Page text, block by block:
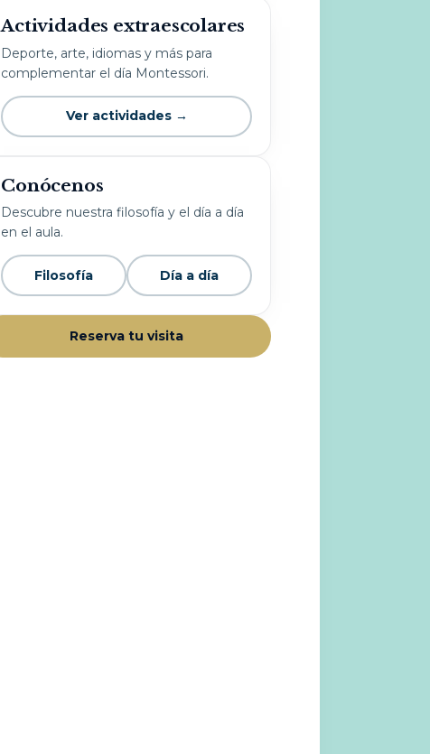
Actividades extraescolares
Deporte, arte, idiomas y más para
complementar el día Montessori.
Ver actividades →
Conócenos
Descubre nuestra filosofía y el día a día
en el aula.
Filosofía Día a día
Reserva tu visita